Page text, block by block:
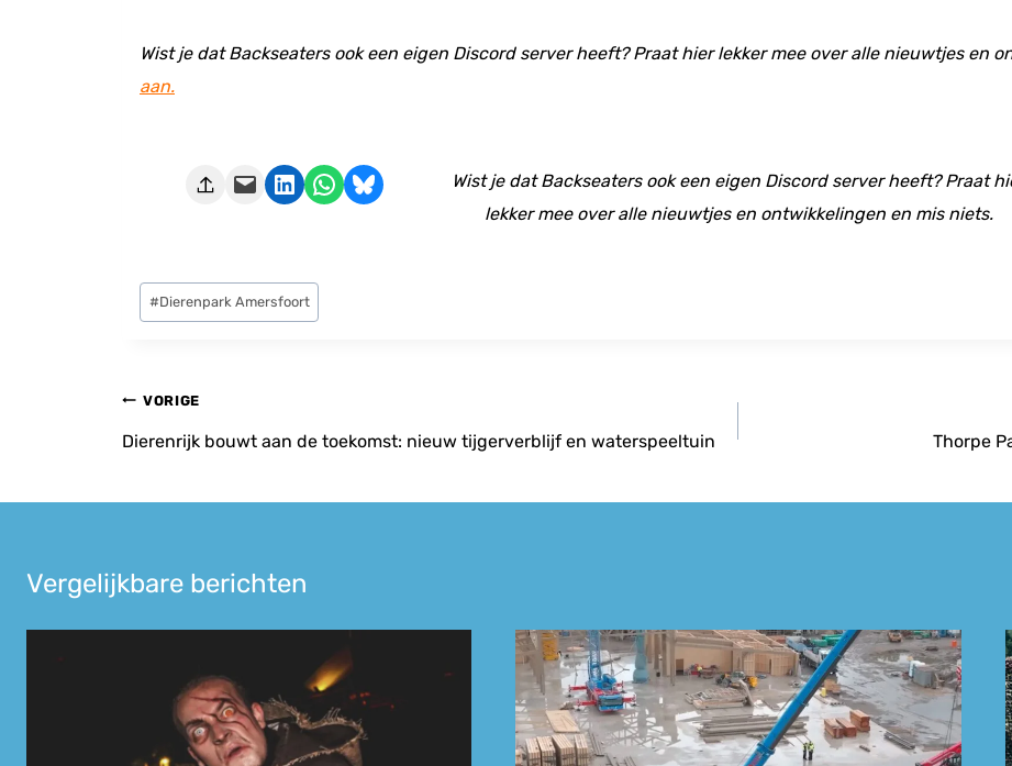
Wist je dat Backseaters ook een eigen Discord server heeft? Praat hier lekker mee over alle nieuwtjes en
aan.
Deze pagina e-mailen Delen op LinkedIn Delen via WhatsApp Share on Bluesky
Wist je dat Backseaters ook een eigen Discord server heeft? Praat
lekker mee over alle nieuwtjes en ontwikkelingen en mis niets.
Bericht
tags:
#Dierenpark Amersfoort
Bericht
navigatie
VORIGE
Dierenrijk bouwt aan de toekomst: nieuw tijgerverblijf en waterspeeltuin Thorpe
Vergelijkbare berichten